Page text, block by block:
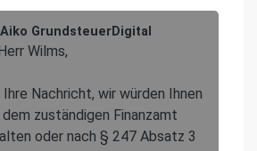
Aiko GrundsteuerDigital
Wilms,
Nachricht, wir würden Ihnen
zuständigen Finanzamt
oder nach § 247 Absatz 3